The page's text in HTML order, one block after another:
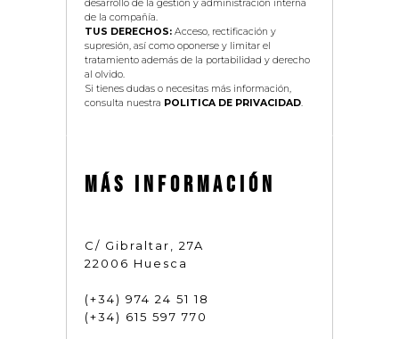
desarrollo de la gestión y administración interna
de la compañía.
TUS DERECHOS: Acceso, rectificación y
supresión, así como oponerse y limitar el
tratamiento además de la portabilidad y derecho
al olvido.
Si tienes dudas o necesitas más información,
consulta nuestra POLITICA DE PRIVACIDAD.
MÁS INFORMACIÓN
C/ Gibraltar, 27A
22006 Huesca
(+34) 974 24 51 18
(+34) 615 597 770